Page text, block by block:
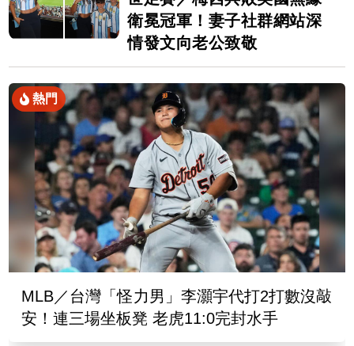
衛冕冠軍！妻子社群網站深
情發文向老公致敬
熱門
MLB／台灣「怪力男」李灝宇代打2打數沒敲
安！連三場坐板凳 老虎11:0完封水手